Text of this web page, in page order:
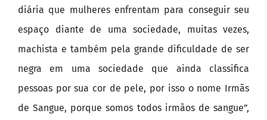
diária que mulheres enfrentam para conseguir seu
espaço diante de uma sociedade, muitas vezes,
machista e também pela grande dificuldade de ser
negra em uma sociedade que ainda classifica
pessoas por sua cor de pele, por isso o nome Irmãs
de Sangue, porque somos todos irmãos de sangue”,